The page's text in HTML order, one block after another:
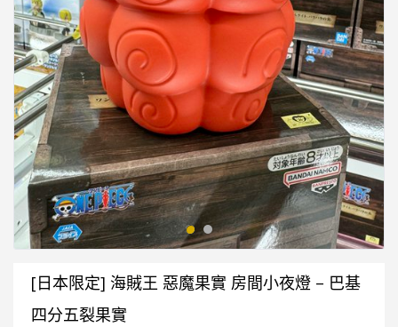
[日本限定] 海賊王 惡魔果實 房間小夜燈 – 巴基
四分五裂果實